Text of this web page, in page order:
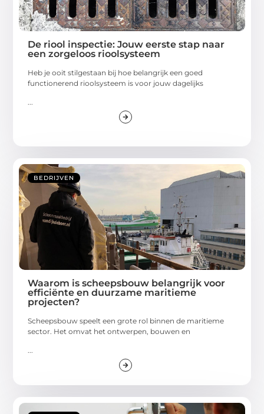
De riool inspectie: Jouw eerste stap naar
een zorgeloos rioolsysteem
Heb je ooit stilgestaan bij hoe belangrijk een goed
functionerend rioolsysteem is voor jouw dagelijks
...
BEDRIJVEN
Waarom is scheepsbouw belangrijk voor
efficiënte en duurzame maritieme
projecten?
Scheepsbouw speelt een grote rol binnen de maritieme
sector. Het omvat het ontwerpen, bouwen en
...